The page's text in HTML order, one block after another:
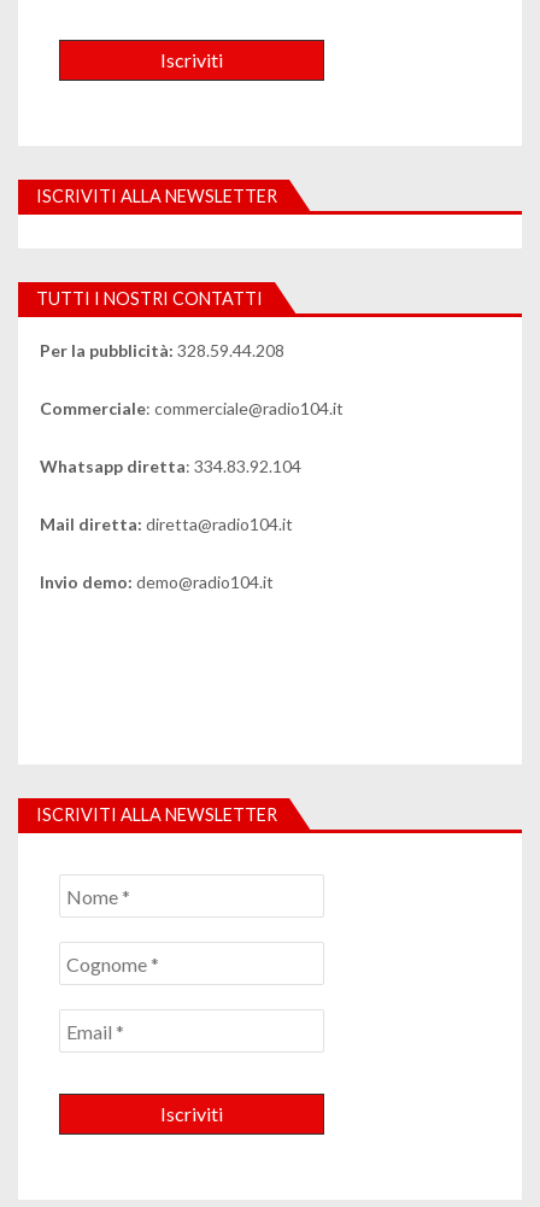
ISCRIVITI ALLA NEWSLETTER
TUTTI I NOSTRI CONTATTI
Per la pubblicità: 328.59.44.208
Commerciale: commerciale@radio104.it
Whatsapp diretta: 334.83.92.104
Mail diretta: diretta@radio104.it
Invio demo: demo@radio104.it
ISCRIVITI ALLA NEWSLETTER